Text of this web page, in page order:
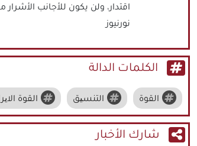
اقتدار، ولن يكون للأجانب
نورنيوز
الكلمات الدالة
القوة التنسیق القوة
شارك الأخبار